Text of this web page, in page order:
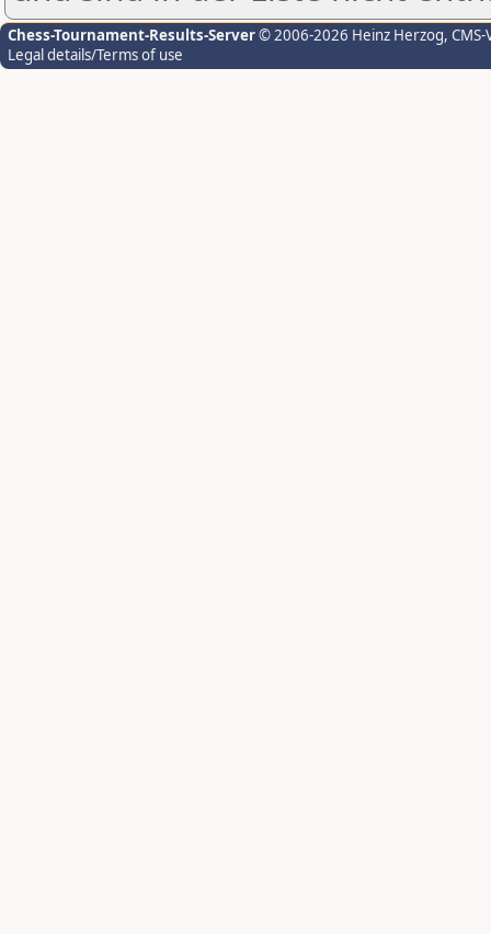
Chess-Tournament-Results-Server© 2006-2026 Heinz Herzog,
Legal details/Terms of use